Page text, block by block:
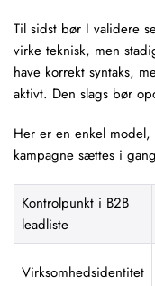
Til sidst bør I validere
virke teknisk, men
have korrekt syntaks,
aktivt. Den slags bør
Her er en enkel
kampagne sættes i
Kontrolpunkt i B2B
leadliste
Virksomhedsidentitet